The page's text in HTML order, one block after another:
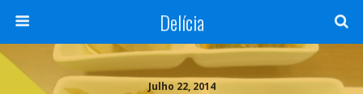
Delícia
Julho 22, 2014